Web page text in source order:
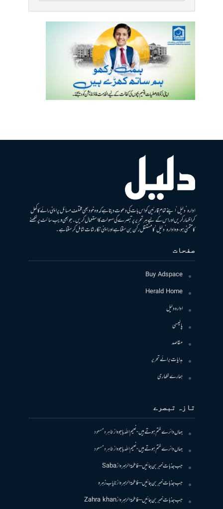
ادارہ ’دلیل‘ اپنے تمام قارئین کو اس بات کی دعوت دیتا ہے کہ وہ خود بھی مختلف مسائل پر اپنی رائے کا کھل
کر اظہار کریں اور اس کے لیے ہر تحریر پر تبصرے کی سہولت کا استعمال کریں۔ جو بھی ویب سائٹ پر لکھنے
کا متمنی ہو، وہ ادارہ ’دلیل‘ کا مستقل رکن بن سکتا ہے اور اپنی نگارشات شامل کرسکتا ہے۔
صفحات
Buy Adspace
Herald Home
ادارہ دلیل
پالیسی
مقاصد
ہدایات برائے تحریر
ہمارے لکھاری
تازہ تبصرے
جہاں دائرے ختم ہوتے ہیں- نعیم اللہ باجوہازطاہرہ مسعود
جہاں دائرے ختم ہوتے ہیں- نعیم اللہ باجوہازطاہرہ مسعود
جب جذبات خبر بن جائیں – فاطمۃالزہرہازSaba
جب جذبات خبر بن جائیں – فاطمۃالزہرہازنایاب زہرہ
جب جذبات خبر بن جائیں – فاطمۃالزہرہازZahra khan